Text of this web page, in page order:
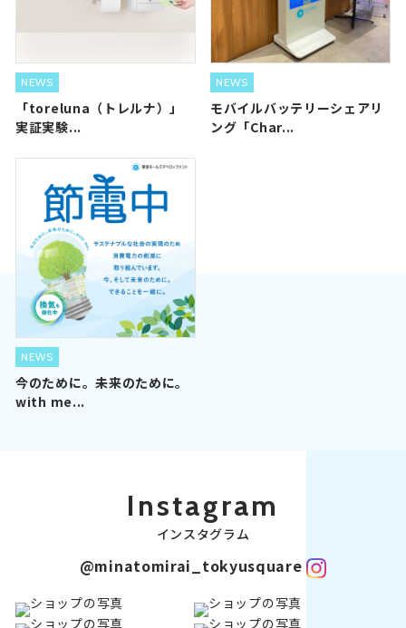
NEWS
「toreluna（トレルナ）」
実証実験...
NEWS
モバイルバッテリーシェアリ
ング「Char...
NEWS
今のために。未来のために。
with me...
Instagram
インスタグラム
@minatomirai_tokyusquare